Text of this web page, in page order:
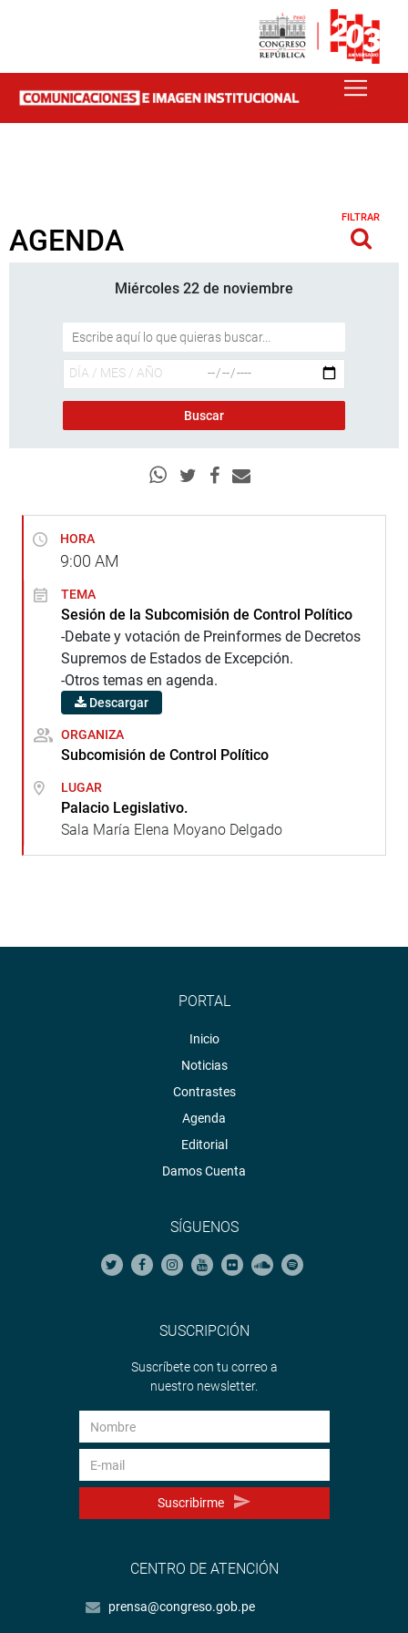
AGENDA
FILTRAR
Miércoles 22 de noviembre
HORA
9:00 AM
TEMA
Sesión de la Subcomisión de Control Político
-Debate y votación de Preinformes de Decretos
Supremos de Estados de Excepción.
-Otros temas en agenda.
Descargar
ORGANIZA
Subcomisión de Control Político
LUGAR
Palacio Legislativo.
Sala María Elena Moyano Delgado
PORTAL
Inicio
Noticias
Contrastes
Agenda
Editorial
Damos Cuenta
SÍGUENOS
SUSCRIPCIÓN
Suscríbete con tu correo a
nuestro newsletter.
Suscribirme
CENTRO DE ATENCIÓN
prensa@congreso.gob.pe